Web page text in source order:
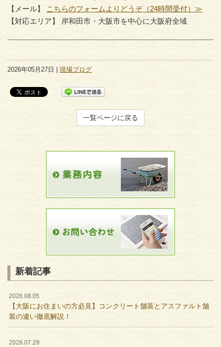
【メール】
こちらのフォームよりどうぞ（24時間受付）≫
【対応エリア】 岸和田市・大阪市を中心に大阪府全域
2026年05月27日 | 現場ブログ
一覧ページに戻る
新着記事
2026.08.05
【大阪にお住まいの方必見】コンクリート舗装とアスファルト舗
装の違い徹底解説！
2026.07.29